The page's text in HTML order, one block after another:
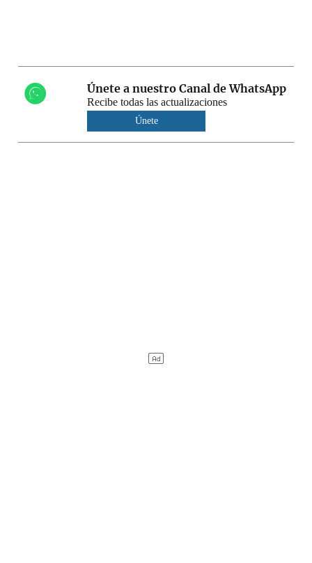
Únete a nuestro Canal de WhatsApp
Recibe todas las actualizaciones
Únete